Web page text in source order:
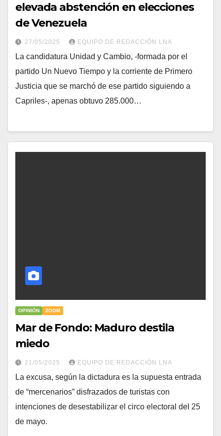
elevada abstención en elecciones
de Venezuela
27/05/2025 EQUIPO DE REDACCIÓN LNA
La candidatura Unidad y Cambio, -formada por el
partido Un Nuevo Tiempo y la corriente de Primero
Justicia que se marchó de ese partido siguiendo a
Capriles-, apenas obtuvo 285.000…
OPINIÓN ZOOM
Mar de Fondo: Maduro destila
miedo
21/05/2025 EQUIPO DE REDACCIÓN LNA
La excusa, según la dictadura es la supuesta entrada
de “mercenarios” disfrazados de turistas con
intenciones de desestabilizar el circo electoral del 25
de mayo.